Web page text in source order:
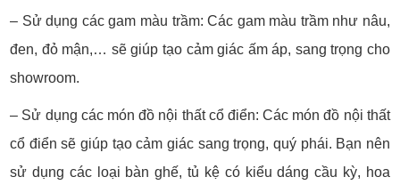
– Sử dụng các gam màu trầm: Các gam màu trầm như nâu,
đen, đỏ mận,… sẽ giúp tạo cảm giác ấm áp, sang trọng cho
showroom.
– Sử dụng các món đồ nội thất cổ điển: Các món đồ nội thất
cổ điển sẽ giúp tạo cảm giác sang trọng, quý phái. Bạn nên
sử dụng các loại bàn ghế, tủ kệ có kiểu dáng cầu kỳ, hoa